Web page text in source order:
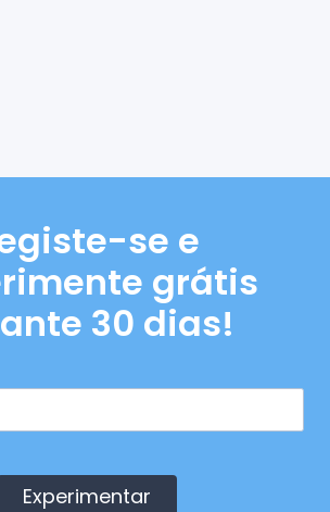
se e
grátis
30 dias!
Experimentar